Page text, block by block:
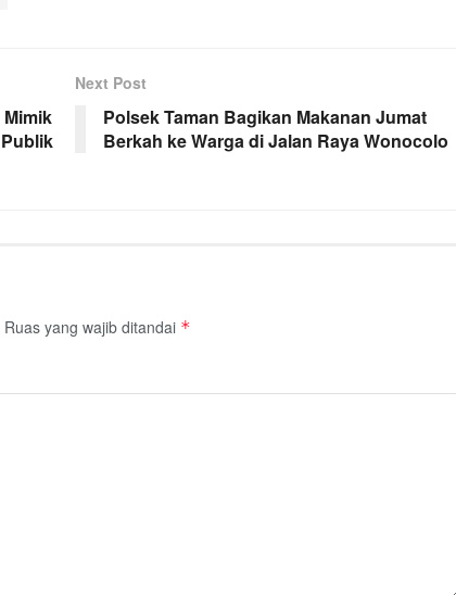
Next Post
Polsek Taman Bagikan Makanan Jumat
Berkah ke Warga di Jalan Raya Wonocolo
Ruas yang wajib ditandai *